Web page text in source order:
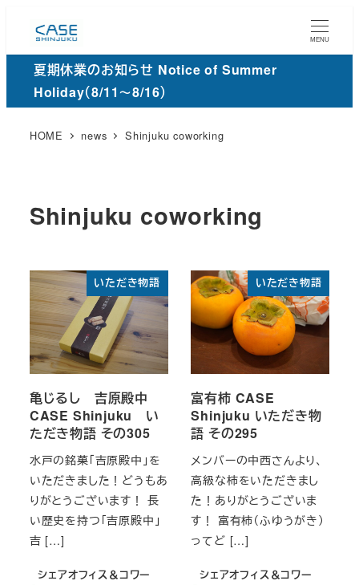
ン
MENU
夏期休業のお知らせ Notice of Summer
Holiday（8/11～8/16）
HOME news Shinjuku coworking
Shinjuku coworking
いただき物語
亀じるし 吉原殿中
CASE Shinjuku い
ただき物語 その305
水戸の銘菓「吉原殿中」を
いただきました！どうもあ
りがとうございます！ 長
い歴史を持つ「吉原殿中」
吉 […]
シェアオフィス＆コワー
いただき物語
富有柿 CASE
Shinjuku いただき物
語 その295
メンバーの中西さんより、
高級な柿をいただきまし
た！ありがとうございま
す！ 富有柿（ふゆうがき）
ってど […]
シェアオフィス＆コワー